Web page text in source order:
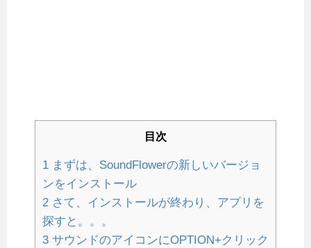
目次
1 まずは、SoundFlowerの新しいバージョ
ンをインストール
2 さて、インストールが終わり、アプリを
探すと。。。
3 サウンドのアイコンにOPTION+クリック